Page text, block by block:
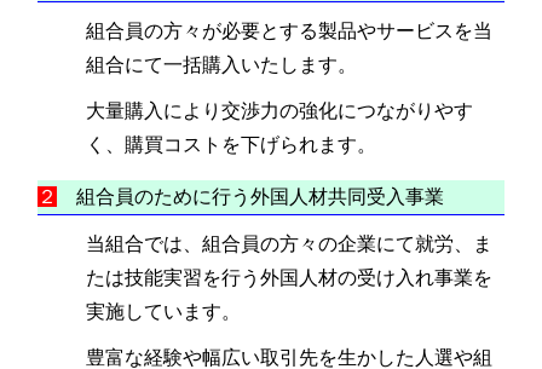
組合員の方々が必要とする製品やサービスを当
組合にて一括購入いたします。
大量購入により交渉力の強化につながりやす
く、購買コストを下げられます。
２ 組合員のために行う外国人材共同受入事業
当組合では、組合員の方々の企業にて就労、ま
たは技能実習を行う外国人材の受け入れ事業を
実施しています。
豊富な経験や幅広い取引先を生かした人選や組